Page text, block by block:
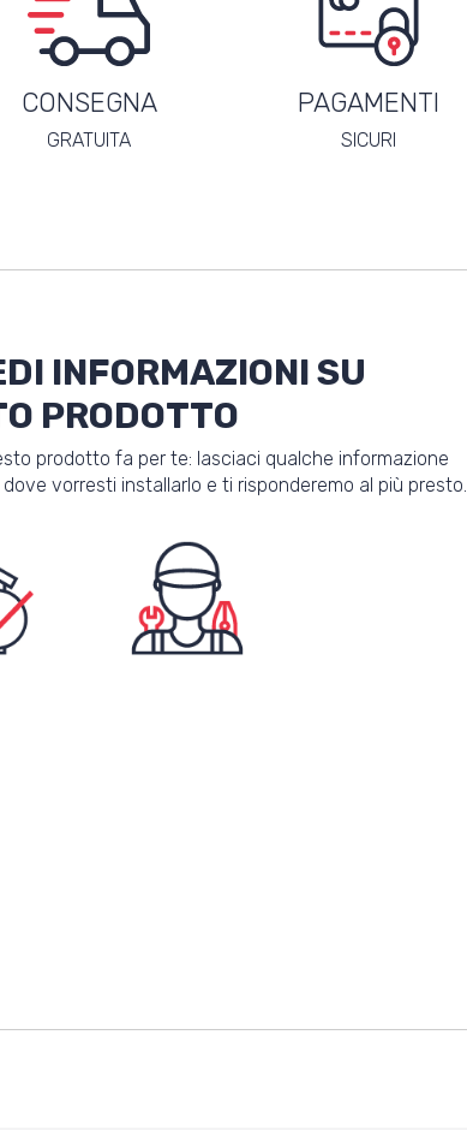
CONSEGNA
GRATUITA
PAGAMENTI
SICURI
INFORMAZIONI SU
PRODOTTO
prodotto fa per te: lasciaci qualche informazione
vorresti installarlo e ti risponderemo al più presto.